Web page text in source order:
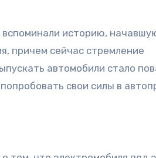
причем сейчас стремление
автомобили стало
свои силы в